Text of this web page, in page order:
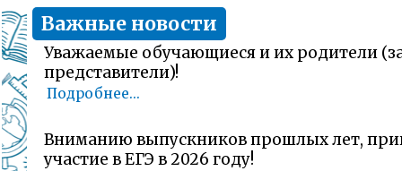
Важные новости
Уважаемые обучающиеся и их родители
представители)!
Подробнее...
Вниманию выпускников прошлых лет,
участие в ЕГЭ в 2026 году!